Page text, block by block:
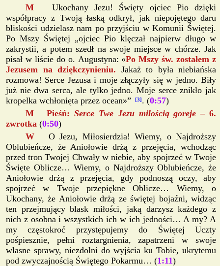
M Ukochany Jezu! Święty ojciec Pio dzięki
współpracy z Twoją łaską odkrył, jak niepojętego daru
bliskości udzielasz nam po przyjściu w Komunii Świętej.
Po Mszy Świętej „ojciec Pio klęczał najpierw długo w
zakrystii, a potem szedł na swoje miejsce w chórze. Jak
pisał w liście do o. Augustyna: «Po Mszy św. zostałem z
Jezusem na dziękczynieniu. Jakaż to była niebiańska
rozmowa! Serce Jezusa i moje złączyły się w jedno. Biły
już nie dwa serca, ale tylko jedno. Moje serce znikło jak
kropelka wchłonięta przez ocean»”
[3] . (0:57)
M Pieśń:Serce Twe Jezu miłością goreje– 6.
zwrotka (0:50)
W O Jezu, Miłosierdzia! Wiemy, o Najdroższy
Oblubieńcze, że Aniołowie drżą z przejęcia, wchodząc
przed tron Twojej Chwały w niebie, aby spojrzeć w Twoje
Święte Oblicze… Wiemy, o Najdroższy Oblubieńcze, że
Aniołowie drżą z przejęcia, gdy podnoszą oczy, aby
spojrzeć w Twoje przepiękne Oblicze… Wiemy, o
Ukochany, że Aniołowie drżą ze świętej bojaźni, widząc
ten przejmujący blask miłości, jaką darzysz każdego z
nich z osobna i wszystkich ich w ich jedności… A my? A
my częstokroć przystępujemy do Świętej Uczty
pośpiesznie, pełni roztargnienia, zapatrzeni w swoje
własne sprawy, niezdolni do wyjścia ku Tobie, ukrytemu
pod zwyczajnością Świętego Pokarmu… (1:11)